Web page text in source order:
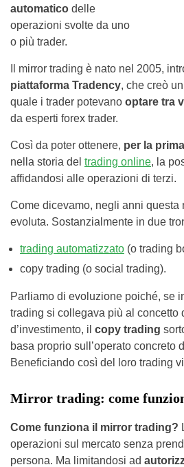
automatico delle
operazioni svolte da uno
o più trader.
Il mirror trading è nato nel 2005,
piattaforma Tradency, che creò
quale i trader potevano optare tra
da esperti forex trader.
Così da poter ottenere, per la
nella storia del trading online, la
affidandosi alle operazioni di terzi.
Come dicevamo, negli anni questa
evoluta. Sostanzialmente in due
trading automatizzato (o trading
copy trading (o social trading).
Parliamo di evoluzione poiché, se
trading si collegava più al concetto
d’investimento, il copy trading
basa proprio sull’operato concreto
Beneficiando così del loro trading
Mirror trading: come
Come funziona il mirror trading?
operazioni sul mercato senza
persona. Ma limitandosi ad